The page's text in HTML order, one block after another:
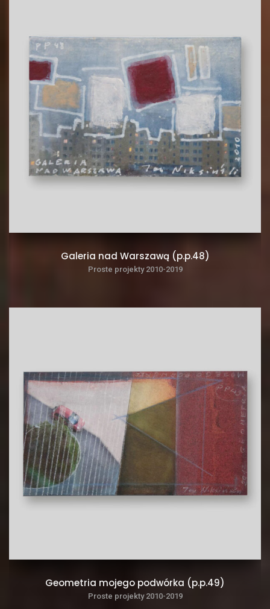
Galeria nad Warszawą (p.p.48)
Proste projekty 2010-2019
Geometria mojego podwórka (p.p.49)
Proste projekty 2010-2019